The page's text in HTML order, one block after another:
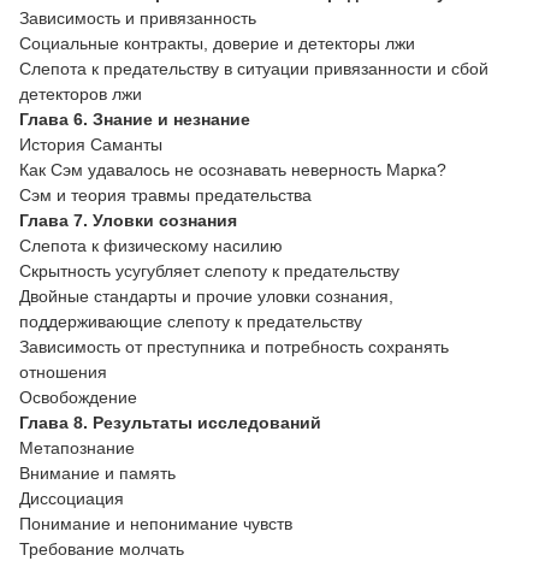
Зависимость и привязанность
Социальные контракты, доверие и детекторы лжи
Слепота к предательству в ситуации привязанности и сбой
детекторов лжи
Глава 6. Знание и незнание
История Саманты
Как Сэм удавалось не осознавать неверность Марка?
Сэм и теория травмы предательства
Глава 7. Уловки сознания
Слепота к физическому насилию
Скрытность усугубляет слепоту к предательству
Двойные стандарты и прочие уловки сознания,
поддерживающие слепоту к предательству
Зависимость от преступника и потребность сохранять
отношения
Освобождение
Глава 8. Результаты исследований
Метапознание
Внимание и память
Диссоциация
Понимание и непонимание чувств
Требование молчать